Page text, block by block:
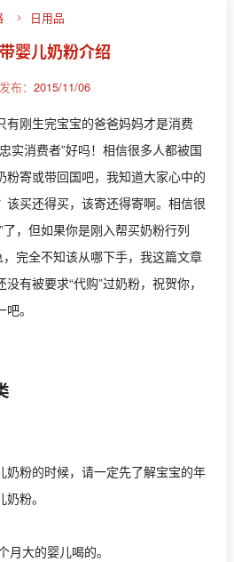
日用品
婴儿奶粉介绍
布： 2015/11/06
有刚生完宝宝的爸爸妈妈才是消费
实消费者”好吗！相信很多人都被国
粉寄或带回国吧，我知道大家心中的
该买还得买，该寄还得寄啊。相信很
了，但如果你是刚入帮买奶粉行列
，完全不知该从哪下手，我这篇文章
有被要求“代购”过奶粉，祝贺你，
。
奶粉的时候，请一定先了解宝宝的年
粉。
大的婴儿喝的。